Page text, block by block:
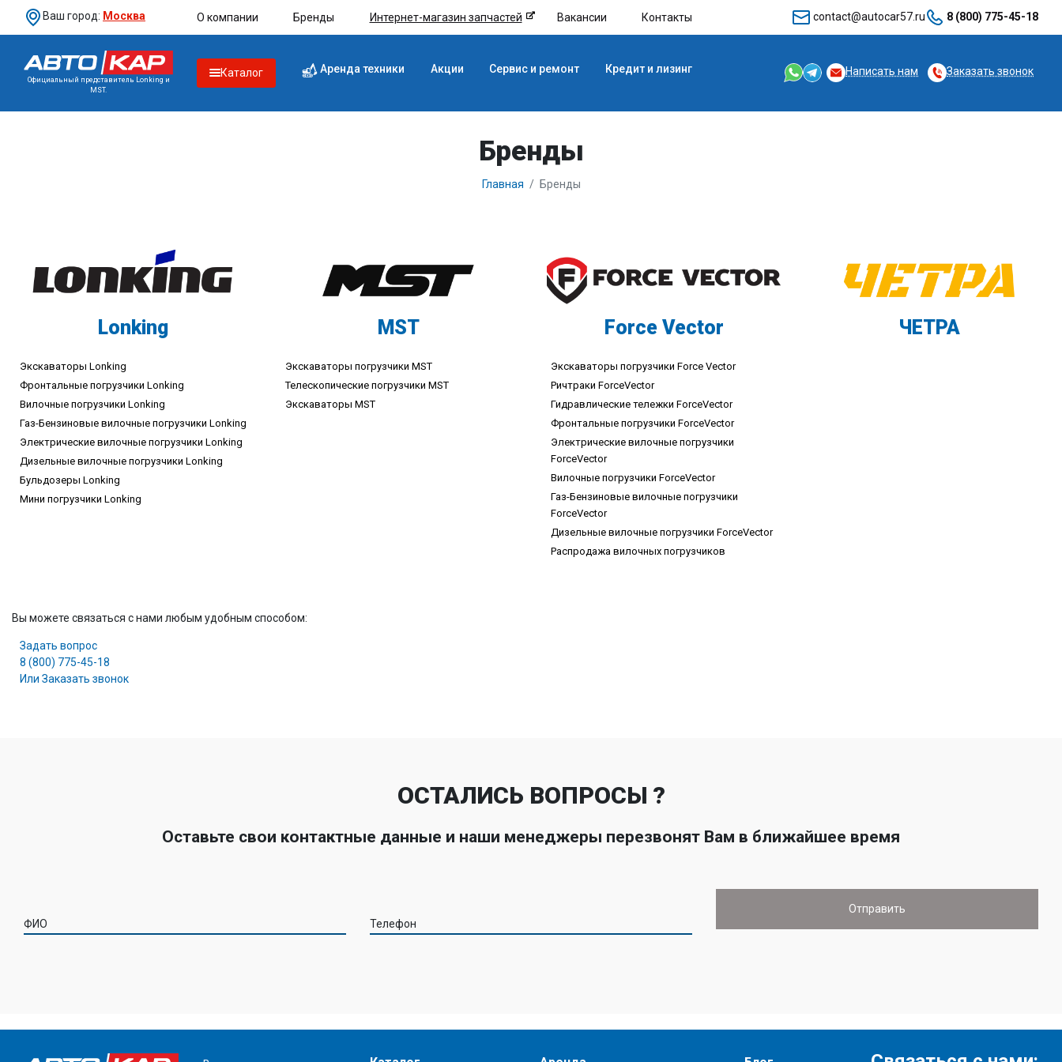
Ваш город: Москва О компании Бренды Интернет-магазин запчастей Вакансии Контакты contact@autocar57.ru 8 (800) 775-45-18
Официальный представитель Lonking и
MST.
Каталог Аренда техники Акции Сервис и ремонт Кредит и лизинг Написать нам Заказать звонок
Бренды
Главная Бренды
Lonking
Экскаваторы Lonking
Фронтальные погрузчики Lonking
Вилочные погрузчики Lonking
Газ-Бензиновые вилочные погрузчики Lonking
Электрические вилочные погрузчики Lonking
Дизельные вилочные погрузчики Lonking
Бульдозеры Lonking
Мини погрузчики Lonking
MST
Экскаваторы погрузчики MST
Телескопические погрузчики MST
Экскаваторы MST
Force Vector
Экскаваторы погрузчики Force Vector
Ричтраки ForceVector
Гидравлические тележки ForceVector
Фронтальные погрузчики ForceVector
Электрические вилочные погрузчики
ForceVector
Вилочные погрузчики ForceVector
Газ-Бензиновые вилочные погрузчики
ForceVector
Дизельные вилочные погрузчики ForceVector
Распродажа вилочных погрузчиков
ЧЕТРА
Вы можете связаться с нами любым удобным способом:
Задать вопрос
8 (800) 775-45-18
Или Заказать звонок
ОСТАЛИСЬ ВОПРОСЫ ?
Оставьте свои контактные данные и наши менеджеры перезвонят Вам в ближайшее время
ФИО Телефон